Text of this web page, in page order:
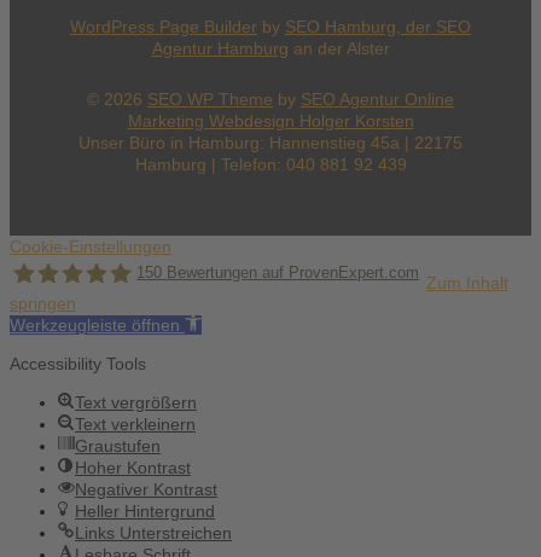
WordPress Page Builder by SEO Hamburg, der SEO
Agentur Hamburg an der Alster
© 2026 SEO WP Theme by SEO Agentur Online
Marketing Webdesign Holger Korsten
Unser Büro in Hamburg: Hannenstieg 45a | 22175
Hamburg | Telefon: 040 881 92 439
Cookie-Einstellungen
150 Bewertungen auf ProvenExpert.com Zum Inhalt
springen
Werkzeugleiste öffnen
Accessibility Tools
Text vergrößern
Text verkleinern
Graustufen
Hoher Kontrast
Negativer Kontrast
Heller Hintergrund
Links Unterstreichen